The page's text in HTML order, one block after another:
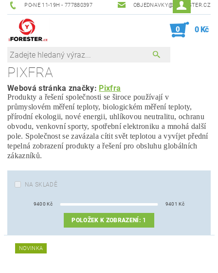
PO-NE 11-19H - 777880397 OBJEDNAVKY@IFORESTER.CZ
0 0 Kč
PIXFRA
Webová stránka značky: Pixfra
Produkty a řešení společnosti se široce používají v
průmyslovém měření teploty, biologickém měření teploty,
přírodní ekologii, nové energii, uhlíkovou neutralitu, ochranu
obvodu, venkovní sporty, spotřební elektroniku a mnohá další
pole. Společnost se zavázala cítit svět teplotou a vyvíjet přední
tepelná zobrazení produkty a řešení pro obsluhu globálních
zákazníků.
NA SKLADĚ
9400 Kč 9401 Kč
POLOŽEK K ZOBRAZENÍ: 1
NOVINKA